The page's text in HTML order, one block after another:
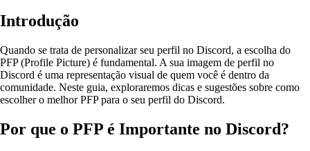
Introdução
Quando se trata de personalizar seu perfil no Discord, a escolha do
PFP (Profile Picture) é fundamental. A sua imagem de perfil no
Discord é uma representação visual de quem você é dentro da
comunidade. Neste guia, exploraremos dicas e sugestões sobre como
escolher o melhor PFP para o seu perfil do Discord.
Por que o PFP é Importante no Discord?